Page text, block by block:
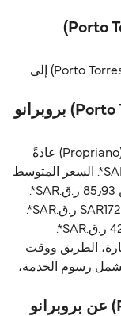
جداول مشغلي بورتو تورس (Porto Torres)
يوجد رحلة وحدة بالأسبوع من بورتو تورس (Porto Torres) إلى
أسعار عبّارات بورتو تورس (Porto Torres) بروبرانو
أسعار بورتو تورس (Porto Torres) بروبرانو (Propriano) عادةً
تتراوح بين 85٫93 ر.ق.‏SAR* و 600٫41 ر.ق.‏SAR*. السعر المتوسط
عادةً 343٫07 ر.ق.‏SAR*. أرخص سعر يبدأ من 85٫93 ر.ق.‏SAR*.
السعر المتوسط للراكب بدون سيارة هو SAR172٫87 ر.ق.‏SAR*.
الطريق ووقت
من آخر 30 يوم ولا تشمل رسوم الخدمة،
كم تبعد بورتو تورس (Porto Torres) عن بروبرانو